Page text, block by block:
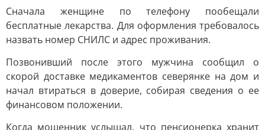
Сначала женщине по телефону пообещали
бесплатные лекарства. Для оформления требовалось
назвать номер СНИЛС и адрес проживания.
Позвонивший после этого мужчина сообщил о
скорой доставке медикаментов северянке на дом и
начал втираться в доверие, собирая сведения о ее
финансовом положении.
Когда мошенник услышал, что пенсионерка хранит